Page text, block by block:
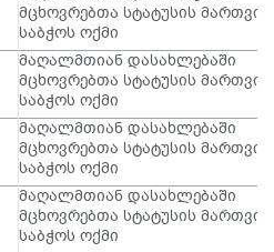
მცხოვრებთა სტატუსის მართვის
საბჭოს ოქმი
მაღალმთიან დასახლებაში
მცხოვრებთა სტატუსის მართვის
საბჭოს ოქმი
მაღალმთიან დასახლებაში
მცხოვრებთა სტატუსის მართვის
საბჭოს ოქმი
მაღალმთიან დასახლებაში
მცხოვრებთა სტატუსის მართვის
საბჭოს ოქმი